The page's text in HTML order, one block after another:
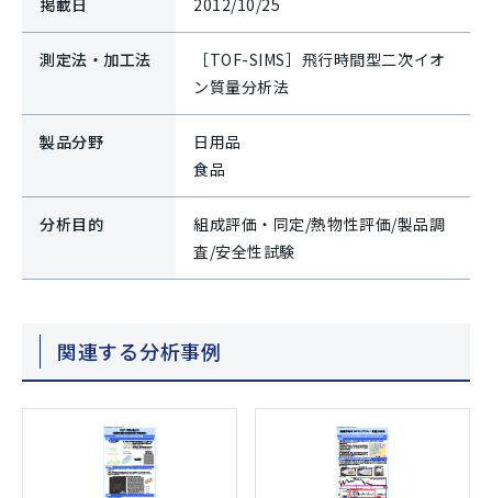
掲載日 2012/10/25
測定法・加工法
［TOF-SIMS］飛行時間型二次イオ
ン質量分析法
製品分野
日用品
食品
分析目的
組成評価・同定/熱物性評価/製品調
査/安全性試験
関連する分析事例